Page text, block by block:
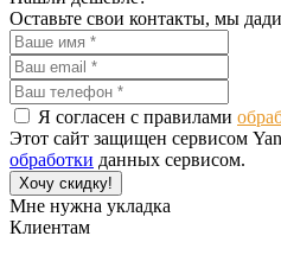
Оставьте свои контакты, мы
Я согласен с правилами
Этот сайт защищен сервисом
обработки данных сервисом.
Хочу скидку!
Мне нужна укладка
Клиентам